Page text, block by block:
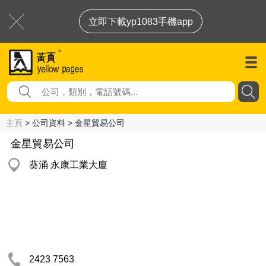
立即下載yp1083手機app
主頁 > 公司資料 > 金星貿易公司
金星貿易公司
葵涌 永康工業大廈
2423 7563